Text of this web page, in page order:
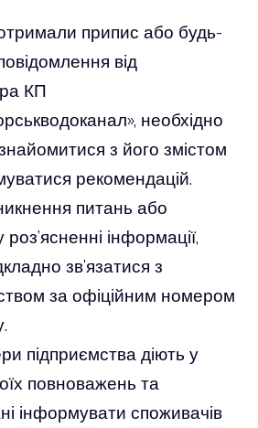
припис або будь-
від
КП
необхідно
з його змістом
рекомендацій.
питань або
інформації,
зв’язатися з
за офіційним номером
підприємства діють у
повноважень та
інформувати споживачів